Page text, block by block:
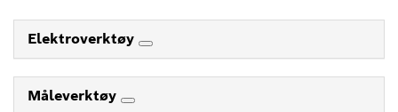
Elektroverktøy
Måleverktøy